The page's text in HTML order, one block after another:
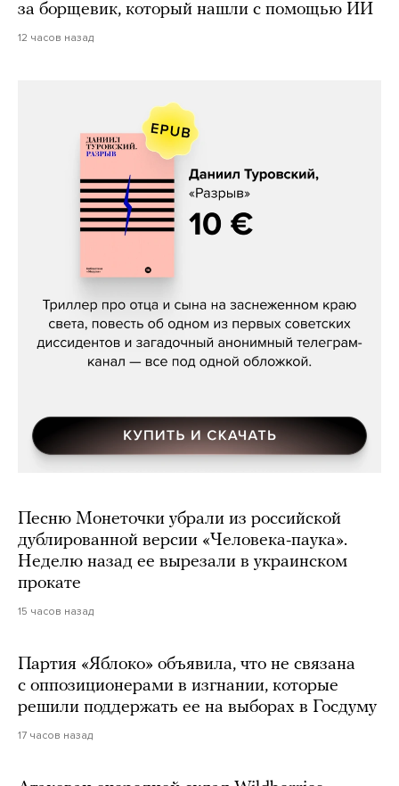
за борщевик, который нашли с помощью ИИ
12 часов назад
Даниил Туровский, «Разрыв»
Песню Монеточки убрали из российской
дублированной версии «Человека-паука».
Неделю назад ее вырезали в украинском
прокате
15 часов назад
Партия «Яблоко» объявила, что не связана
с оппозиционерами в изгнании, которые
решили поддержать ее на выборах в Госдуму
17 часов назад